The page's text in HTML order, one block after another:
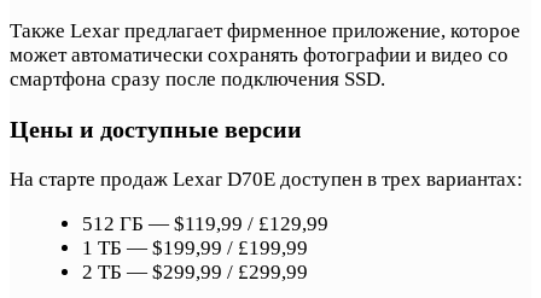
Также Lexar предлагает фирменное приложение, которое
может автоматически сохранять фотографии и видео со
смартфона сразу после подключения SSD.
Цены и доступные версии
На старте продаж Lexar D70E доступен в трех вариантах:
512 ГБ — $119,99 / £129,99
1 ТБ — $199,99 / £199,99
2 ТБ — $299,99 / £299,99